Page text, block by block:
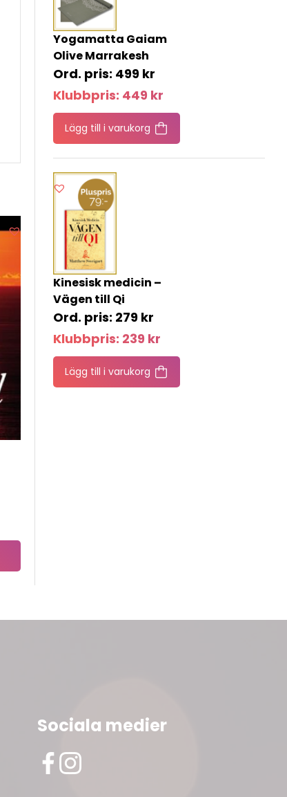
Yogamatta Gaiam
Olive Marrakesh
499 kr
Klubbpris: 449 kr
Lägg till i varukorg
Kinesisk medicin –
Vägen till Qi
279 kr
Klubbpris: 239 kr
Lägg till i varukorg
Sociala medier